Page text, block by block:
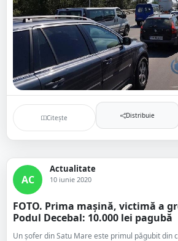
Citește Distribuie
AC
Actualitate
10 iunie 2020
FOTO. Prima mașină, victimă a
Podul Decebal: 10.000 lei pagubă
Un șofer din Satu Mare este primul păgubit din